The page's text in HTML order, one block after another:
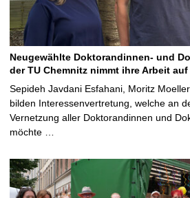
Neugewählte Doktorandinnen- und
der TU Chemnitz nimmt ihre Arbeit auf
Sepideh Javdani Esfahani, Moritz
bilden Interessenvertretung, welche an
Vernetzung aller Doktorandinnen und
möchte …